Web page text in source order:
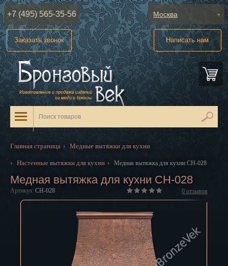
+7 (495) 565-35-56 Москва
Абакан
Анадырь
Архангельск
Астрахань
Благовещенск
Владивосток
Владикавказ
Заказать звонок Написать нам
Главная страница › Медные вытяжки для кухни
› Настенные вытяжки для кухни › Медная вытяжка для кухни CH-028
Медная вытяжка для кухни CH-028
Артикул: CH-028 0 отзывов